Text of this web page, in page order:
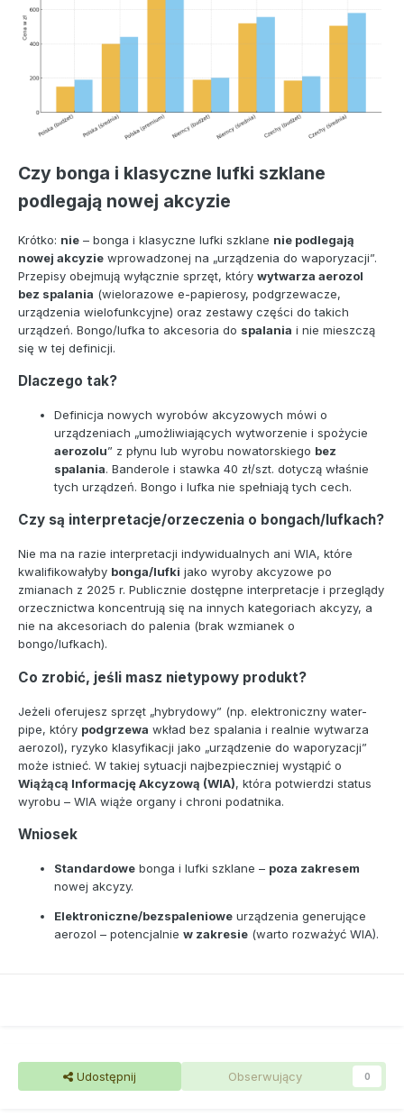
Czy bonga i klasyczne lufki szklane
podlegają nowej akcyzie
Krótko: nie – bonga i klasyczne lufki szklane nie podlegają
nowej akcyzie wprowadzonej na „urządzenia do waporyzacji”.
Przepisy obejmują wyłącznie sprzęt, który wytwarza aerozol
bez spalania (wielorazowe e-papierosy, podgrzewacze,
urządzenia wielofunkcyjne) oraz zestawy części do takich
urządzeń. Bongo/lufka to akcesoria do spalania i nie mieszczą
się w tej definicji.
Dlaczego tak?
Definicja nowych wyrobów akcyzowych mówi o
urządzeniach „umożliwiających wytworzenie i spożycie
aerozolu” z płynu lub wyrobu nowatorskiego bez
spalania. Banderole i stawka 40 zł/szt. dotyczą właśnie
tych urządzeń. Bongo i lufka nie spełniają tych cech.
Czy są interpretacje/orzeczenia o bongach/lufkach?
Nie ma na razie interpretacji indywidualnych ani WIA, które
kwalifikowałyby bonga/lufki jako wyroby akcyzowe po
zmianach z 2025 r. Publicznie dostępne interpretacje i przeglądy
orzecznictwa koncentrują się na innych kategoriach akcyzy, a
nie na akcesoriach do palenia (brak wzmianek o
bongo/lufkach).
Co zrobić, jeśli masz nietypowy produkt?
Jeżeli oferujesz sprzęt „hybrydowy” (np. elektroniczny water-
pipe, który podgrzewa wkład bez spalania i realnie wytwarza
aerozol), ryzyko klasyfikacji jako „urządzenie do waporyzacji”
może istnieć. W takiej sytuacji najbezpieczniej wystąpić o
Wiążącą Informację Akcyzową (WIA), która potwierdzi status
wyrobu – WIA wiąże organy i chroni podatnika.
Wniosek
Standardowe bonga i lufki szklane – poza zakresem
nowej akcyzy.
Elektroniczne/bezspaleniowe urządzenia generujące
aerozol – potencjalnie w zakresie (warto rozważyć WIA).
Udostępnij Obserwujący 0